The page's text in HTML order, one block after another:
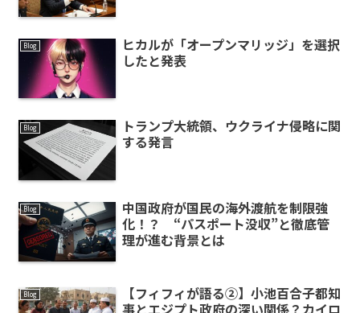
Blog
ヒカルが「オープンマリッジ」を選択
したと発表
Blog
トランプ大統領、ウクライナ侵略に関
する発言
Blog
中国政府が国民の海外渡航を制限強
化！？ “パスポート没収”と徹底管
理が進む背景とは
Blog
【フィフィが語る②】小池百合子都知
事とエジプト政府の深い関係？カイロ